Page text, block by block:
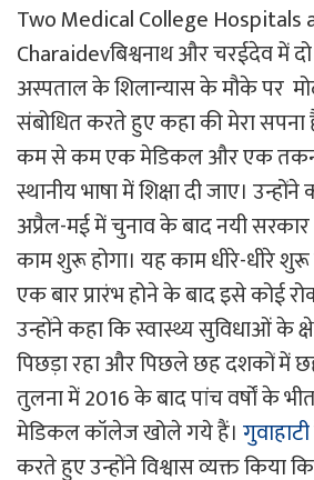
Two Medical College Hospitals
Charaidevबिश्वनाथ और चरईदेव में
अस्पताल के शिलान्यास के मौके पर
संबोधित करते हुए कहा की मेरा सपना
कम से कम एक मेडिकल और एक
स्थानीय भाषा में शिक्षा दी जाए।
अप्रैल-मई में चुनाव के बाद नयी
काम शुरू होगा। यह काम धीरे-धीरे
एक बार प्रारंभ होने के बाद इसे कोई
उन्होंने कहा कि स्वास्थ्य सुविधाओं के
पिछड़ा रहा और पिछले छह दशकों में
तुलना में 2016 के बाद पांच वर्षों के
मेडिकल कॉलेज खोले गये हैं। गुवाहाटी
करते हुए उन्होंने विश्वास व्यक्त किया कि